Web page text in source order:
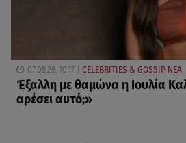
07.08.26, 10:17 CELEBRITIES & GOSSIP ΝΕΑ
Έξαλλη με θαμώνα η Ιουλία
αρέσει αυτό;»